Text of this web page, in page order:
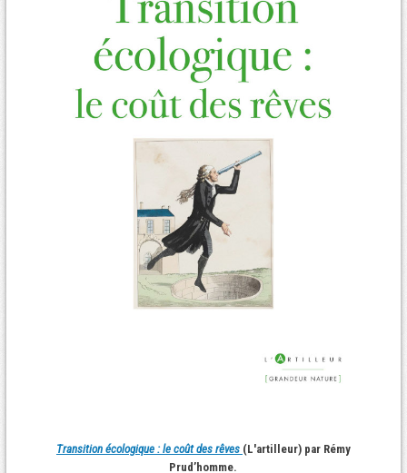
Transition écologique : le coût des rêves (L'artilleur) par Rémy
Prud’homme.